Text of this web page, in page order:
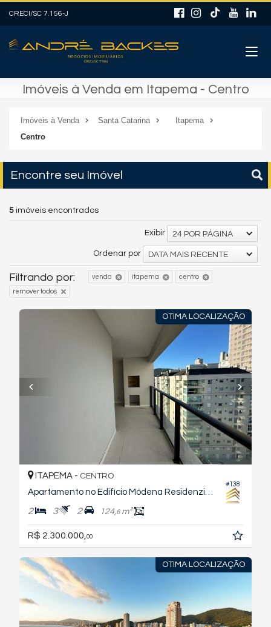
CRECI/SC 7.156-J
Imóveis à Venda em Itapema - Centro
Imóveis à Venda Santa Catarina
Itapema
Centro
Encontre seu Imóvel
5 imóveis encontrados
Exibir 24 POR PÁGINA
Ordenar por DATA MAIS RECENTE
Filtrando por: venda itapema centro
remover todos
OTIMA LOCALIZAÇÃO
#138
ITAPEMA - CENTRO
Apartamento no Edifício Módena Residenziale
2 3 2 124,6m²
R$ 2.300.000, 00
OTIMA LOCALIZAÇÃO